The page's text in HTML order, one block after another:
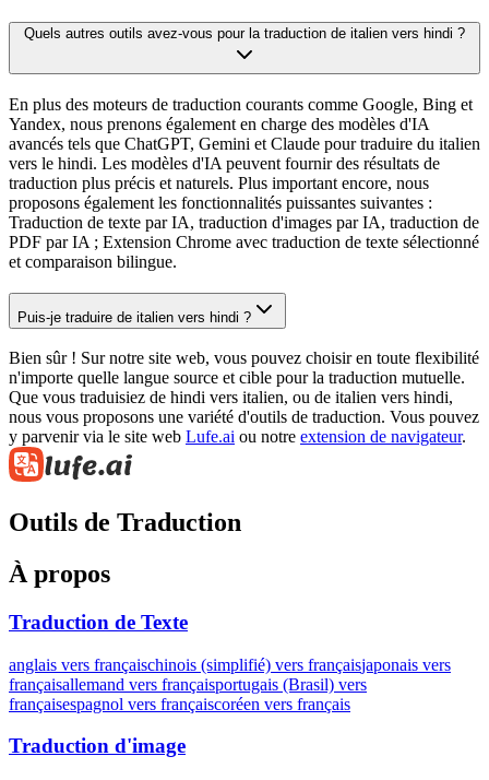
Quels autres outils avez-vous pour la traduction de italien vers hindi ?
En plus des moteurs de traduction courants comme Google, Bing et
Yandex, nous prenons également en charge des modèles d'IA
avancés tels que ChatGPT, Gemini et Claude pour traduire du italien
vers le hindi. Les modèles d'IA peuvent fournir des résultats de
traduction plus précis et naturels. Plus important encore, nous
proposons également les fonctionnalités puissantes suivantes :
Traduction de texte par IA, traduction d'images par IA, traduction de
PDF par IA ; Extension Chrome avec traduction de texte sélectionné
et comparaison bilingue.
Puis-je traduire de italien vers hindi ?
Bien sûr ! Sur notre site web, vous pouvez choisir en toute flexibilité
n'importe quelle langue source et cible pour la traduction mutuelle.
Que vous traduisiez de hindi vers italien, ou de italien vers hindi,
nous vous proposons une variété d'outils de traduction. Vous pouvez
y parvenir via le site web Lufe.ai ou notre extension de navigateur.
Outils de Traduction
À propos
Traduction de Texte
anglais vers françaischinois (simplifié) vers françaisjaponais vers
françaisallemand vers françaisportugais (Brasil) vers
françaisespagnol vers françaiscoréen vers français
Traduction d'image